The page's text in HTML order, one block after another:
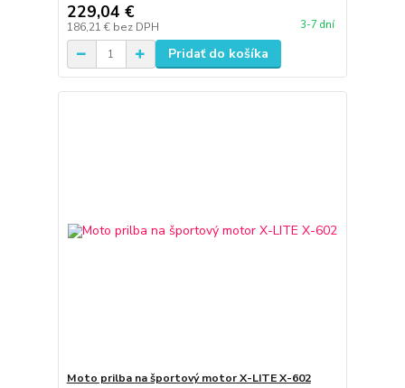
229,04 €
186,21 € bez DPH 3-7 dní
Pridať do košíka
Moto prilba na športový motor X-LITE X-602